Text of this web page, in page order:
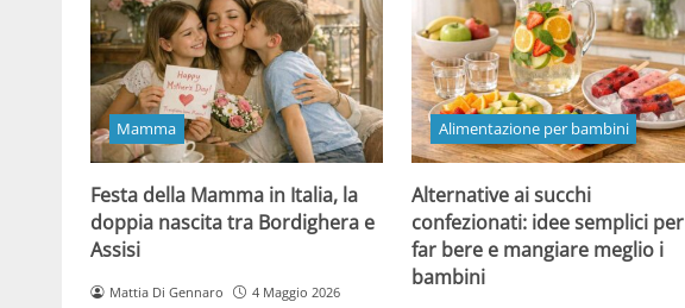
Mamma
Festa della Mamma in Italia, la
doppia nascita tra Bordighera e
Assisi
Mattia Di Gennaro 4 Maggio 2026
Alimentazione per bambini
Alternative ai succhi
confezionati: idee semplici per
far bere e mangiare meglio i
bambini